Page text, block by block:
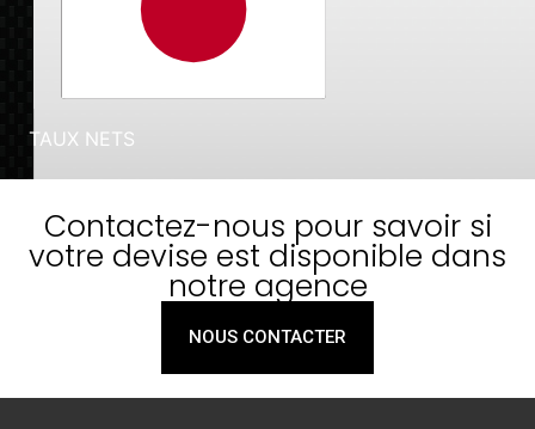
Contactez-nous pour savoir si
votre devise est disponible dans
notre agence
NOUS CONTACTER